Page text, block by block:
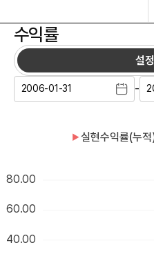
수익률
설
-
▶ 실현수익률(누
80.00
60.00
40.00